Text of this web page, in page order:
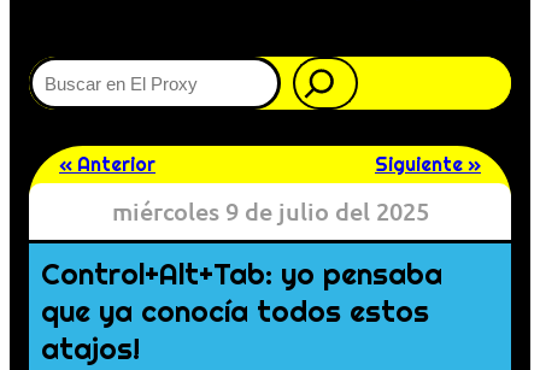
Buscar
« Anterior Siguiente »
miércoles 9 de julio del 2025
Control+Alt+Tab: yo pensaba
que ya conocía todos estos
atajos!